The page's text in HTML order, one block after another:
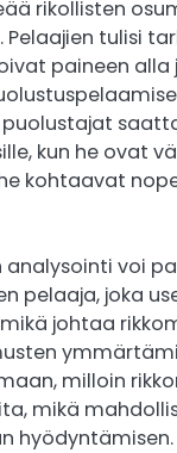
rikollisten
tulisi
paineen alla
puolustajat
kun he ovat
kohtaavat
analysointi voi
pelaaja, joka
johtaa
milloin
mikä
hyödyntämisen.